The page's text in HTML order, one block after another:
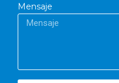
Mensaje